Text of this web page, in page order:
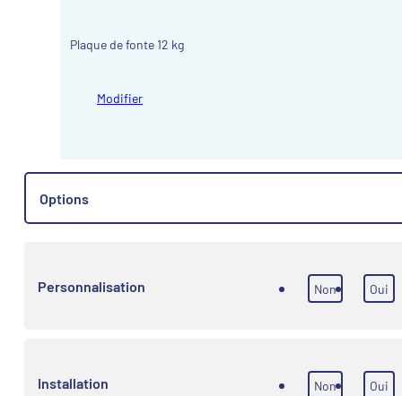
Plaque de fonte 12 kg
Modifier
Options
Personnalisation Non Oui
Installation Non Oui